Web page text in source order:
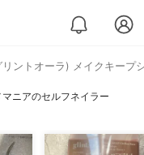
ントオーラ) メイクキープ
ニアのセルフネイラー